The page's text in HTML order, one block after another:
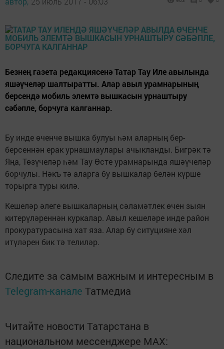
Безнең газета редакциясенә Татар Тау Иле авылында
яшәүчеләр шалтыратты. Алар авыл урамнарының
берсендә мобиль элемтә вышкасын урнаштыру
сәбәпле, борчуга калганнар.
Бу инде өченче вышка булуы һәм аларның бер-
берсеннән ерак урнашмаулары ачыкланды. Бигрәк тә
Яңа, Төзүчеләр һәм Тау Өсте урамнарында яшәүчеләр
борчулы. Нәкъ тә аларга бу вышкалар белән күрше
торырга туры килә.
Кешеләр әлеге вышкаларның сәламәтлек өчен зыян
китерүләреннән куркалар. Авыл кешеләре инде район
прокуратурасына хат яза. Алар бу ситуцияне хәл
итүләрен бик тә телиләр.
Следите за самым важным и интересным в
Telegram-канале Татмедиа
Читайте новости Татарстана в
национальном мессенджере MАХ: